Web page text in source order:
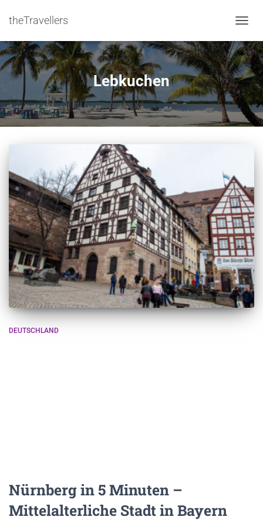
theTravellers
Lebkuchen
DEUTSCHLAND
Nürnberg in 5 Minuten –
Mittelalterliche Stadt in Bayern